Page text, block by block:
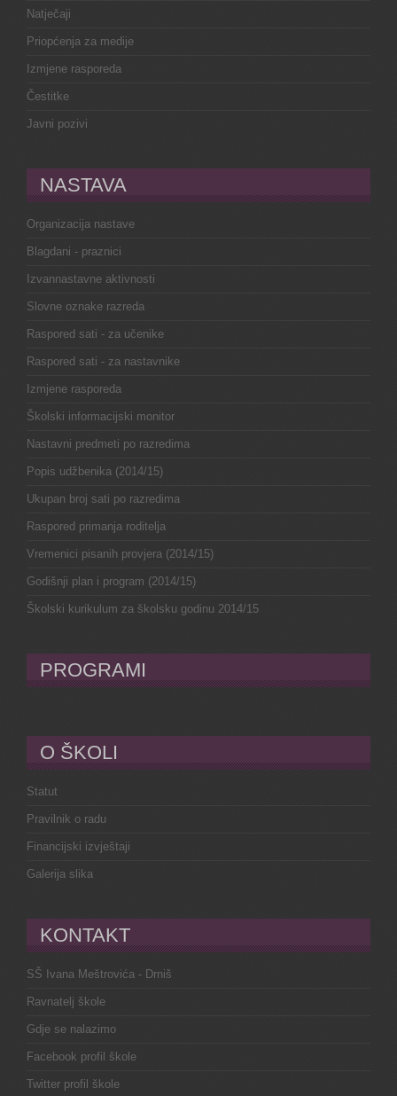
Natječaji
Priopćenja za medije
Izmjene rasporeda
Čestitke
Javni pozivi
NASTAVA
Organizacija nastave
Blagdani - praznici
Izvannastavne aktivnosti
Slovne oznake razreda
Raspored sati - za učenike
Raspored sati - za nastavnike
Izmjene rasporeda
Školski informacijski monitor
Nastavni predmeti po razredima
Popis udžbenika (2014/15)
Ukupan broj sati po razredima
Raspored primanja roditelja
Vremenici pisanih provjera (2014/15)
Godišnji plan i program (2014/15)
Školski kurikulum za školsku godinu 2014/15
PROGRAMI
O ŠKOLI
Statut
Pravilnik o radu
Financijski izvještaji
Galerija slika
KONTAKT
SŠ Ivana Meštrovića - Drniš
Ravnatelj škole
Gdje se nalazimo
Facebook profil škole
Twitter profil škole